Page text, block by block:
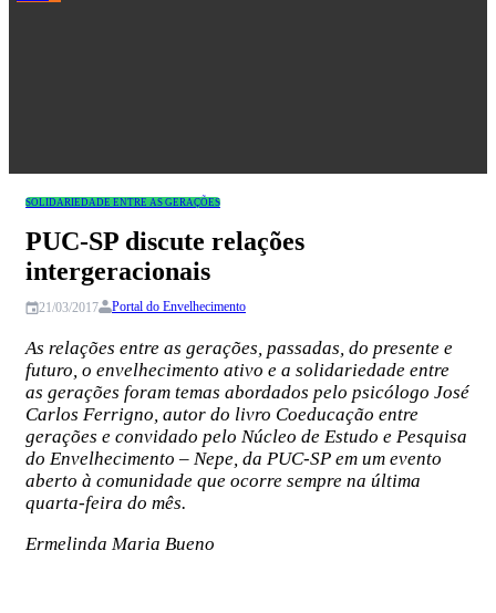
SOLIDARIEDADE ENTRE AS GERAÇÕES
PUC-SP discute relações
intergeracionais
21/03/2017 Portal do Envelhecimento
As relações entre as gerações, passadas, do presente e
futuro, o envelhecimento ativo e a solidariedade entre
as gerações foram temas abordados pelo psicólogo José
Carlos Ferrigno, autor do livro Coeducação entre
gerações e convidado pelo Núcleo de Estudo e Pesquisa
do Envelhecimento – Nepe, da PUC-SP em um evento
aberto à comunidade que ocorre sempre na última
quarta-feira do mês.
Ermelinda Maria Bueno